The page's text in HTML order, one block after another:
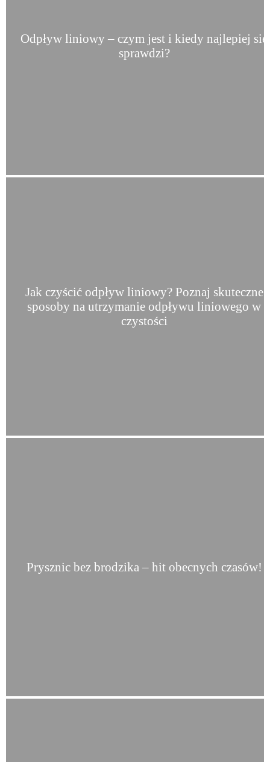
Odpływ liniowy – czym jest i kiedy najlepiej się
sprawdzi?
Jak czyścić odpływ liniowy? Poznaj skuteczne
sposoby na utrzymanie odpływu liniowego w
czystości
Prysznic bez brodzika – hit obecnych czasów!